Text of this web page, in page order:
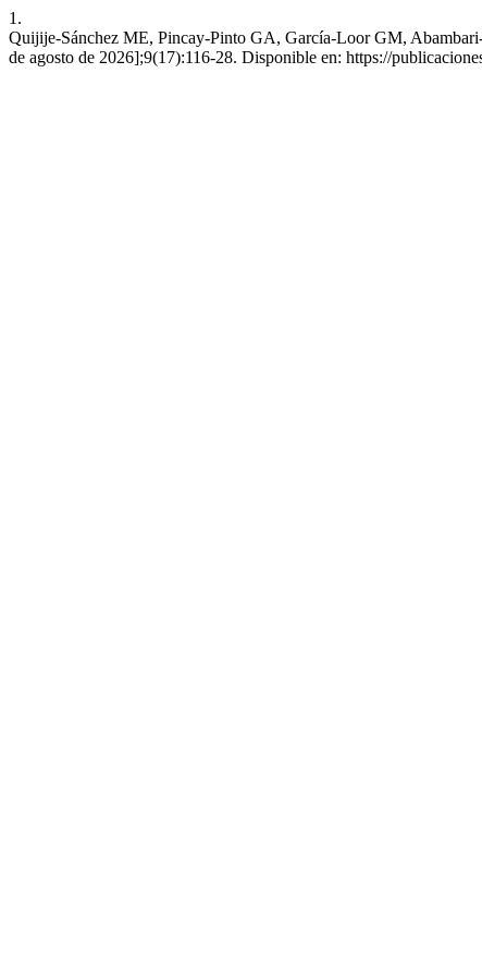
1.
Quijije-Sánchez ME, Pincay-Pinto GA, García-Loor GM,
de agosto de 2026];9(17):116-28. Disponible en: https://